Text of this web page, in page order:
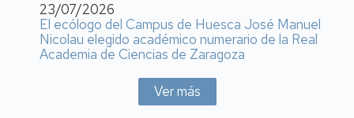
23/07/2026
El ecólogo del Campus de Huesca José Manuel
Nicolau elegido académico numerario de la Real
Academia de Ciencias de Zaragoza
Ver más